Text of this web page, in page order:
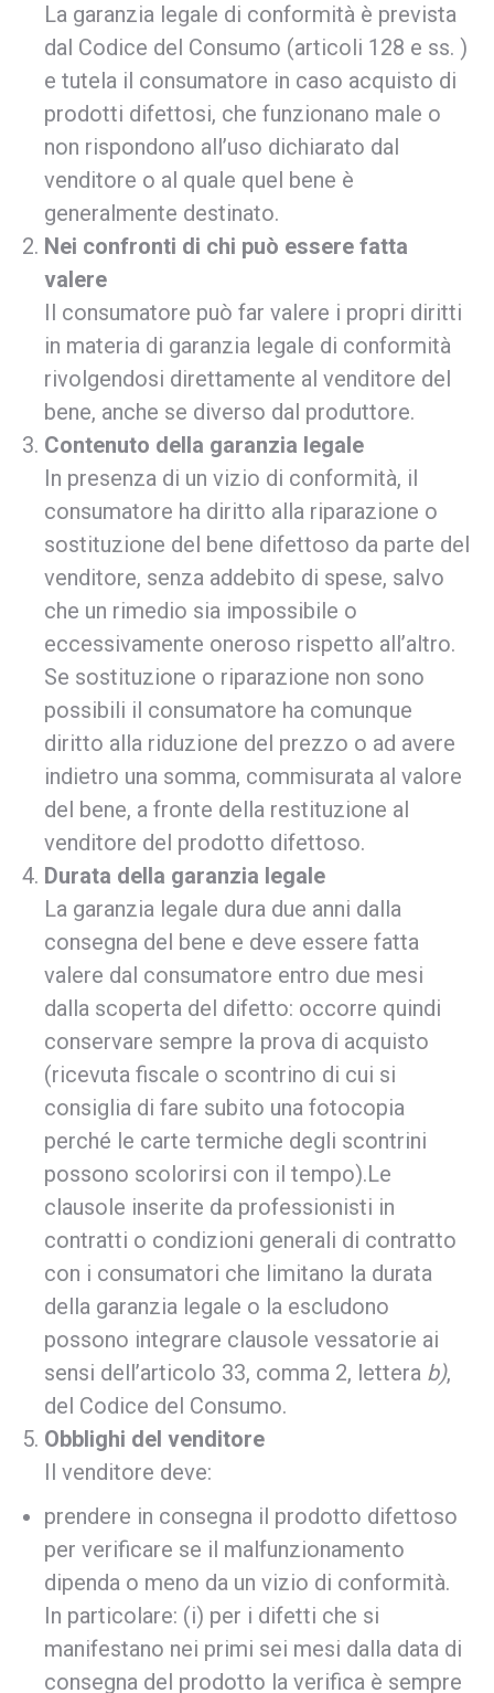
La garanzia legale di conformità è prevista
dal Codice del Consumo (articoli 128 e ss. )
e tutela il consumatore in caso acquisto di
prodotti difettosi, che funzionano male o
non rispondono all’uso dichiarato dal
venditore o al quale quel bene è
generalmente destinato.
Nei confronti di chi può essere fatta
valere
Il consumatore può far valere i propri diritti
in materia di garanzia legale di conformità
rivolgendosi direttamente al venditore del
bene, anche se diverso dal produttore.
Contenuto della garanzia legale
In presenza di un vizio di conformità, il
consumatore ha diritto alla riparazione o
sostituzione del bene difettoso da parte del
venditore, senza addebito di spese, salvo
che un rimedio sia impossibile o
eccessivamente oneroso rispetto all’altro.
Se sostituzione o riparazione non sono
possibili il consumatore ha comunque
diritto alla riduzione del prezzo o ad avere
indietro una somma, commisurata al valore
del bene, a fronte della restituzione al
venditore del prodotto difettoso.
Durata della garanzia legale
La garanzia legale dura due anni dalla
consegna del bene e deve essere fatta
valere dal consumatore entro due mesi
dalla scoperta del difetto: occorre quindi
conservare sempre la prova di acquisto
(ricevuta fiscale o scontrino di cui si
consiglia di fare subito una fotocopia
perché le carte termiche degli scontrini
possono scolorirsi con il tempo).Le
clausole inserite da professionisti in
contratti o condizioni generali di contratto
con i consumatori che limitano la durata
della garanzia legale o la escludono
possono integrare clausole vessatorie ai
sensi dell’articolo 33, comma 2, lettera b),
del Codice del Consumo.
Obblighi del venditore
Il venditore deve:
prendere in consegna il prodotto difettoso
per verificare se il malfunzionamento
dipenda o meno da un vizio di conformità.
In particolare: (i) per i difetti che si
manifestano nei primi sei mesi dalla data di
consegna del prodotto la verifica è sempre